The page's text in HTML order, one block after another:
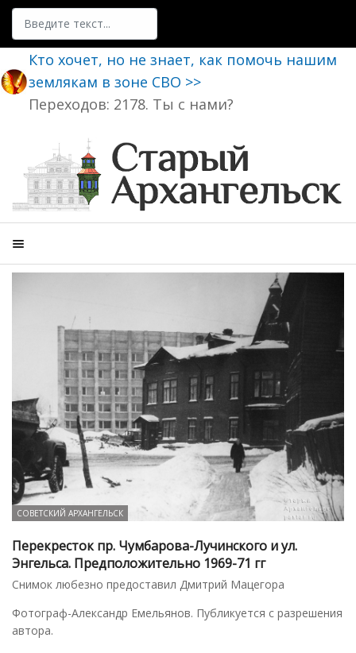
Поиск
Кто хочет, но не знает, как помочь нашим
землякам в зоне СВО >>
Переходов: 2178. Ты с нами?
СОВЕТСКИЙ АРХАНГЕЛЬСК
Перекресток пр. Чумбарова-Лучинского и ул.
Энгельса. Предположительно 1969-71 гг
Снимок любезно предоставил Дмитрий Мацегора
Фотограф-Александр Емельянов. Публикуется с разрешения
автора.